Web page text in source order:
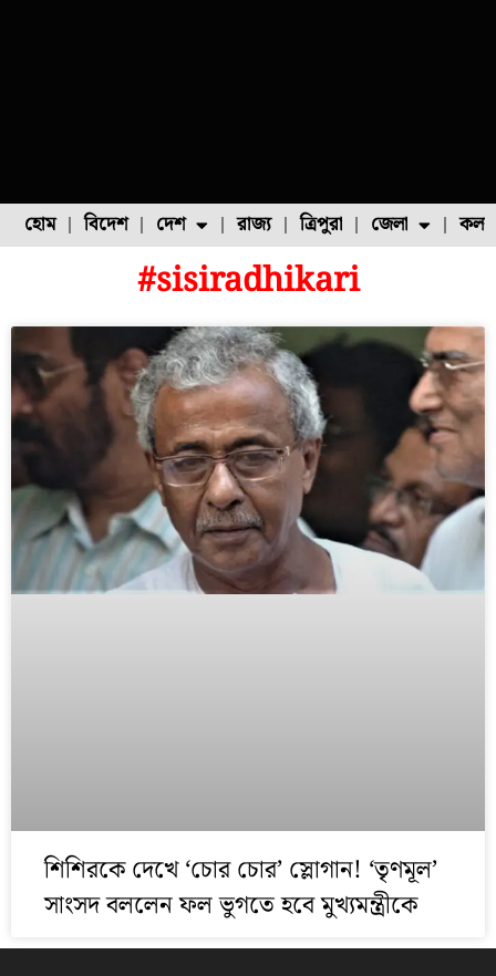
হোম বিদেশ দেশ
ফুল চাষ ফল চাষ মাছ চাষ
রাজ্য ত্রিপুরা জেলা
#sisiradhikari
শিশিরকে দেখে ‘চোর চোর’ স্লোগান! ‘তৃণমূল’
সাংসদ বললেন ফল ভুগতে হবে মুখ্যমন্ত্রীকে